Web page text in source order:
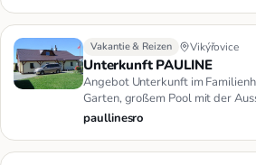
Vakantie & Reizen Vikýřovice
Unterkunft PAULINE
Angebot Unterkunft im
Garten, großem Pool mit der
Hütte zu vermieten bietet…
paullinesro